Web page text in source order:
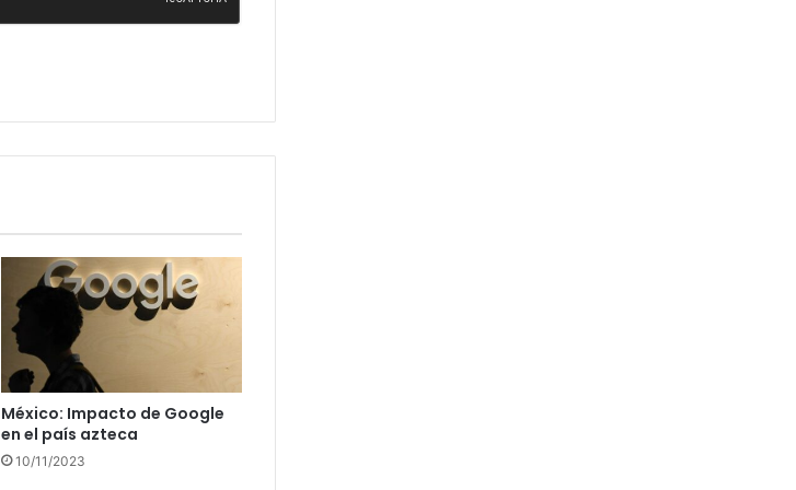
México: Impacto de Google
en el país azteca
10/11/2023